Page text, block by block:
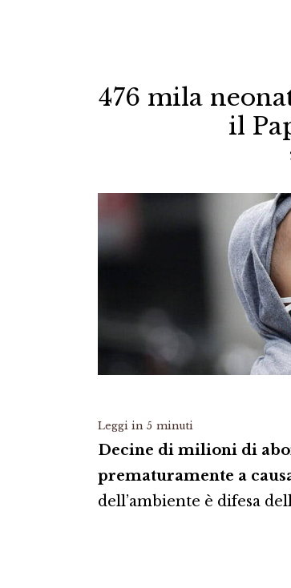
476 mila
il
Leggi in 5 minuti
Decine di milioni di
prematuramente a
dell’ambiente è difesa